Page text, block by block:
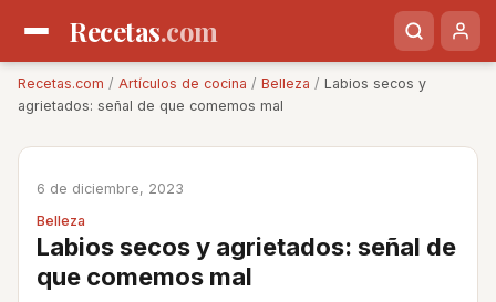
Recetas.com
Recetas.com / Artículos de cocina / Belleza / Labios secos y
agrietados: señal de que comemos mal
6 de diciembre, 2023
Belleza
Labios secos y agrietados: señal de
que comemos mal